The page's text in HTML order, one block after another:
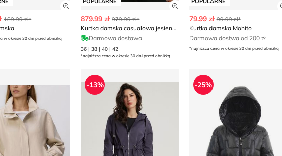
produktu Zobacz szczegóły produktu
189.99 zł*
w okresie 30 dni przed obniżką
Zobacz szczegóły produktu
879.99 zł 979.99 zł*
Kurtka damska casualowa jesienna Tommy Hilfiger
Darmowa dostawa
36 | 38 | 40 | 42
*najniższa cena w okresie 30 dni przed obniżką
79.99 zł 99.99 zł*
Kurtka damska Mohito
Darmowa dostwa od 200 zł
*najniższa cena w okresie 30 dni przed obniżką
- Kurtka damska casualKurtka damska casualowa Diverse
-13%
Kurtka damska casual
-25%